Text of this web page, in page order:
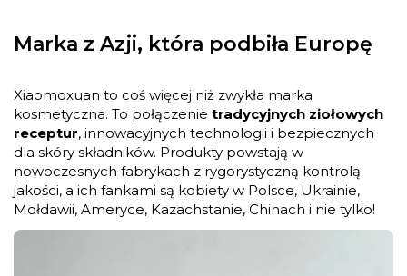
Marka z Azji, która podbiła Europę
Xiaomoxuan to coś więcej niż zwykła marka
kosmetyczna. To połączenie tradycyjnych ziołowych
receptur, innowacyjnych technologii i bezpiecznych
dla skóry składników. Produkty powstają w
nowoczesnych fabrykach z rygorystyczną kontrolą
jakości, a ich fankami są kobiety w Polsce, Ukrainie,
Mołdawii, Ameryce, Kazachstanie, Chinach i nie tylko!